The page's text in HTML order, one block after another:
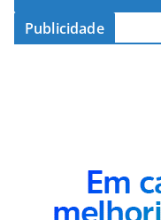
Publicidade